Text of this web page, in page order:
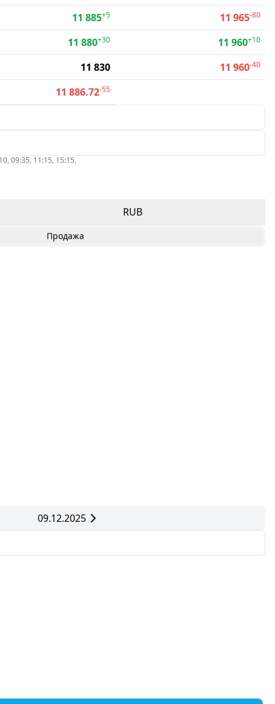
11 885+5 11 965-80
11 880+30 11 960+10
11 830 11 960-40
11 886.72-55
09:35, 11:15, 15:15.
RUB
Продажа
09.12.2025